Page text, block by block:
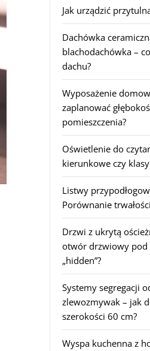
Jak urządzić
Dachówka
blachodachówka –
dachu?
Wyposażenie
zaplanować
pomieszczenia?
Oświetlenie do
kierunkowe czy
Listwy
Porównanie
Drzwi z ukrytą
otwór drzwiowy
„hidden”?
Systemy segregacji
zlewozmywak – jak
szerokości 60 cm?
Wyspa kuchenna z